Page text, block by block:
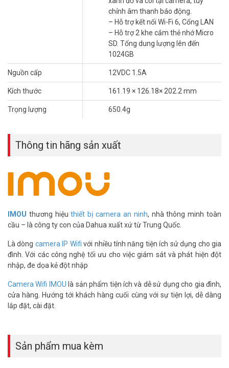
Chất Lượng Hình Ảnh Sắc Nét Đỉnh Cao
Điểm nổi bật của Camera Wifi IMOU IPC-S7UP-11M0WED chính là
khả năng ghi hình siêu rõ nét với độ phân giải cao. Dù ngày hay
đêm, bạn vẫn thấy mọi chi tiết nhờ công nghệ hồng ngoại tiên tiến.
Muốn kiểm tra sân vườn hay góc phòng khách? Chỉ cần mở ứng
Tính Năng Thông Minh Đột Phá
Không giống các dòng camera thông thường, IMOU IPC-S7UP tích
lạ đột nhập, bạn sẽ nhận thông báo ngay lập tức. Hơn nữa, tính
năng xoay 360 độ giúp bạn quan sát toàn cảnh mà không bỏ sót
góc nào. Đây chính là lý do Camera an ninh IMOU được nhiều gia
Tại Sao Nên Chọn Camera Wifi IMOU IPC-
S7UP-11M0WED Tại Vũ Hoàng Telecom?
chỉnh âm thanh báo động.
– Hỗ trợ kết nối Wi-Fi 6, Cổng LAN
– Hỗ trợ 2 khe cắm thẻ nhớ Micro
SD. Tổng dung lượng lên đến
1024GB
Nguồn cấp 12VDC 1.5A
Kích thước 161.19 × 126.18× 202.2 mm
Trọng lượng 650.4g
Thông tin hãng sản xuất
IMOU thương hiệuthiết bị camera an ninh, nhà thông minh toàn
cầu – là công ty con của Dahua xuất xứ từ Trung Quốc.
Là dòng camera IP Wifi với nhiều tính năng tiện ích sử dụng cho gia
đình. Với các công nghệ tối ưu cho việc giám sát và phát hiện đột
nhập, đe dọa kẻ đột nhập
Camera Wifi IMOU là sản phẩm tiện ích và dễ sử dụng cho gia đình,
cửa hàng. Hướng tới khách hàng cuối cùng với sự tiện lợi, dễ dàng
lắp đặt, cài đặt.
Sản phẩm mua kèm